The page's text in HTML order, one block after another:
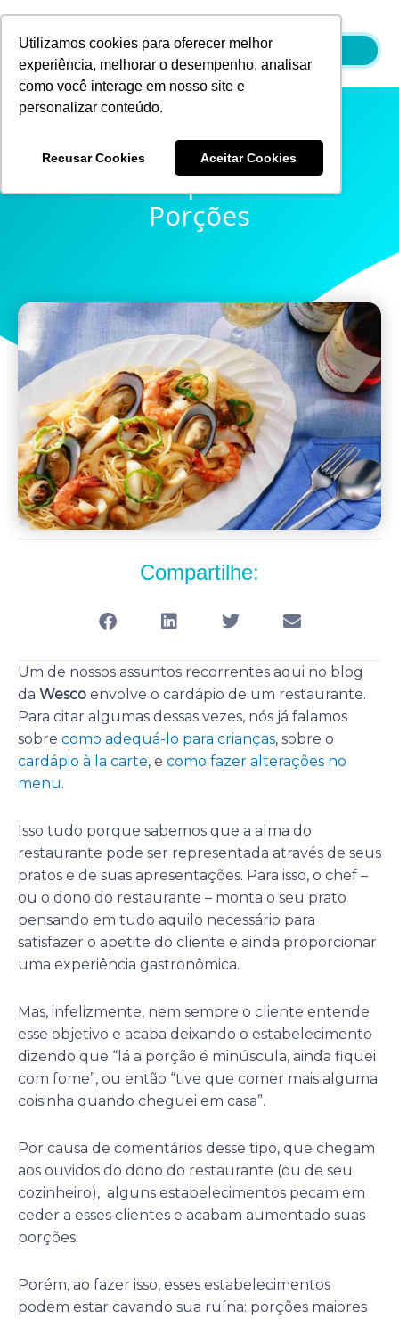
Utilizamos cookies para oferecer melhor
experiência, melhorar o desempenho, analisar
como você interage em nosso site e
personalizar conteúdo.
Recusar Cookies Aceitar Cookies
conteúdo
O Cardápio E Suas
Porções
Compartilhe:
Um de nossos assuntos recorrentes aqui no blog
da Wesco envolve o cardápio de um restaurante.
Para citar algumas dessas vezes, nós já falamos
sobre como adequá-lo para crianças, sobre o
cardápio à la carte, e como fazer alterações no
menu.
Isso tudo porque sabemos que a alma do
restaurante pode ser representada através de seus
pratos e de suas apresentações. Para isso, o chef –
ou o dono do restaurante – monta o seu prato
pensando em tudo aquilo necessário para
satisfazer o apetite do cliente e ainda proporcionar
uma experiência gastronômica.
Mas, infelizmente, nem sempre o cliente entende
esse objetivo e acaba deixando o estabelecimento
dizendo que “lá a porção é minúscula, ainda fiquei
com fome”, ou então “tive que comer mais alguma
coisinha quando cheguei em casa”.
Por causa de comentários desse tipo, que chegam
aos ouvidos do dono do restaurante (ou de seu
cozinheiro), alguns estabelecimentos pecam em
ceder a esses clientes e acabam aumentado suas
porções.
Porém, ao fazer isso, esses estabelecimentos
podem estar cavando sua ruína: porções maiores